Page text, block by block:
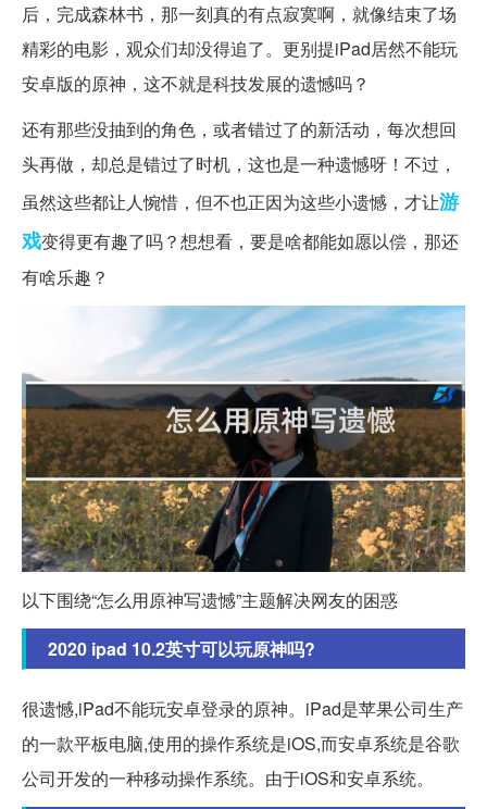
后，完成森林书，那一刻真的有点寂寞啊，就像结束了场
精彩的电影，观众们却没得追了。更别提iPad居然不能玩
安卓版的原神，这不就是科技发展的遗憾吗？
还有那些没抽到的角色，或者错过了的新活动，每次想回
头再做，却总是错过了时机，这也是一种遗憾呀！不过，
虽然这些都让人惋惜，但不也正因为这些小遗憾，才让游
戏变得更有趣了吗？想想看，要是啥都能如愿以偿，那还
有啥乐趣？
以下围绕“怎么用原神写遗憾”主题解决网友的困惑
2020 ipad 10.2英寸可以玩原神吗?
很遗憾,iPad不能玩安卓登录的原神。iPad是苹果公司生产
的一款平板电脑,使用的操作系统是iOS,而安卓系统是谷歌
公司开发的一种移动操作系统。由于iOS和安卓系统。